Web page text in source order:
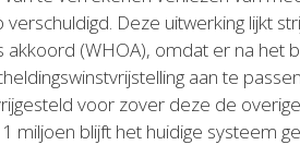
Deze uitwerking lijkt
(WHOA), omdat er na het
aan te
voor zover deze de
blijft het huidige systeem